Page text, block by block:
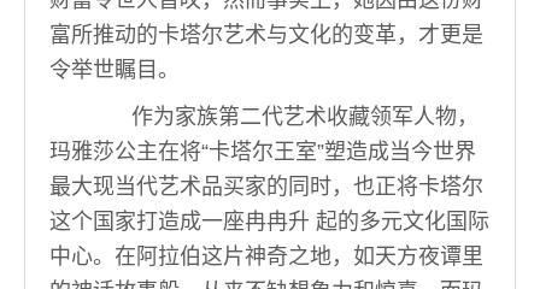
富所推动的卡塔尔艺术与文化的变革，才更是
令举世瞩目。
作为家族第二代艺术收藏领军人物，
玛雅莎公主在将“卡塔尔王室”塑造成当今世界
最大现当代艺术品买家的同时，也正将卡塔尔
这个国家打造成一座冉冉升 起的多元文化国际
中心。在阿拉伯这片神奇之地，如天方夜谭里